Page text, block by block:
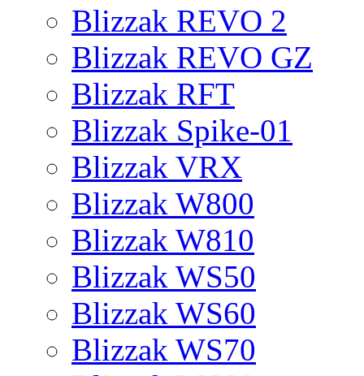
Blizzak REVO 2
Blizzak REVO GZ
Blizzak RFT
Blizzak Spike-01
Blizzak VRX
Blizzak W800
Blizzak W810
Blizzak WS50
Blizzak WS60
Blizzak WS70